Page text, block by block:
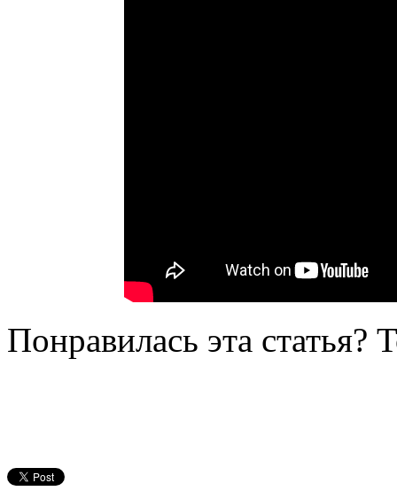
Понравилась эта статья?